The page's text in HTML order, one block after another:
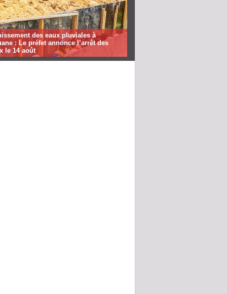
des eaux pluviales à
: Le préfet annonce l’arrêt des
le 14 août